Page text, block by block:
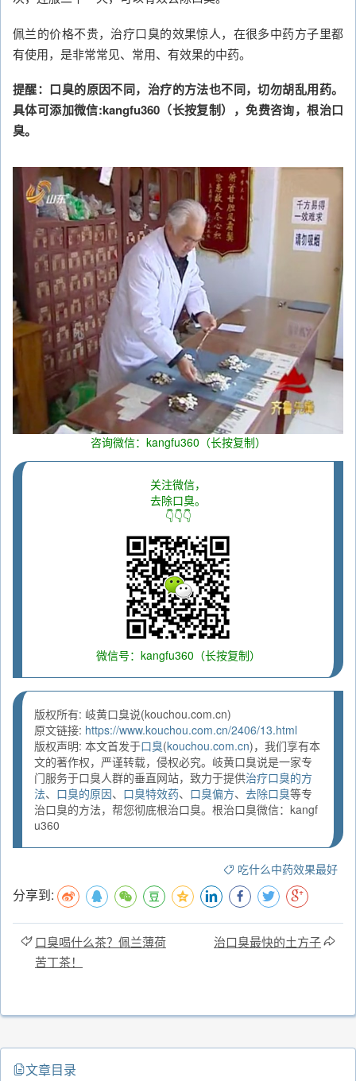
佩兰的价格不贵，治疗口臭的效果惊人，在很多中药方子里都
有使用，是非常常见、常用、有效果的中药。
提醒：口臭的原因不同，治疗的方法也不同，切勿胡乱用药。
具体可添加微信:kangfu360（长按复制），免费咨询，根治口
臭。
咨询微信：kangfu360（长按复制）
关注微信，
去除口臭。
👇👇👇
微信号：kangfu360（长按复制）
版权所有: 岐黄口臭说(kouchou.com.cn)
原文链接: https://www.kouchou.com.cn/2406/13.html
版权声明: 本文首发于口臭(kouchou.com.cn)，我们享有本
文的著作权，严谨转载，侵权必究。岐黄口臭说是一家专
门服务于口臭人群的垂直网站，致力于提供治疗口臭的方
法、 口臭的原因、 口臭特效药、 口臭偏方、 去除口臭等专
治口臭的方法，帮您彻底根治口臭。根治口臭微信：kangf
u360
吃什么中药效果最好
分享到:
口臭喝什么茶？佩兰薄荷
苦丁茶！
治口臭最快的土方子
文章目录